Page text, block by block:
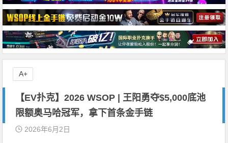
【EV扑克】2026 WSOP | 王阳勇夺$5,000底池
限额奥马哈冠军，拿下首条金手链
2026年6月2日
A+